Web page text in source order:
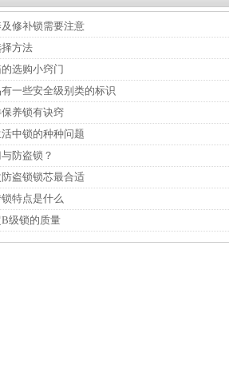
修补锁需要注意
方法
选购小窍门
一些安全级别类的标识
养锁有诀窍
中锁的种种问题
防盗锁？
盗锁锁芯最合适
特点是什么
级锁的质量